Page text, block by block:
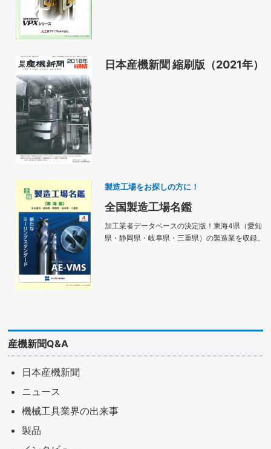
日本産機新聞 縮刷版（2021年）
製造工場をお探しの方に！
全国製造工場名鑑
加工業者データベースの決定版！東海4県（愛知
県・静岡県・岐阜県・三重県）の製造業を収録。
産機新聞Q&A
日本産機新聞
ニュース
機械工具業界の出来事
製品